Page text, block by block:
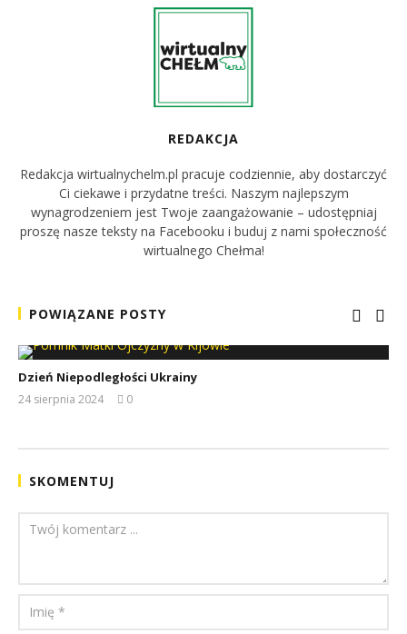
REDAKCJA
Redakcja wirtualnychelm.pl pracuje codziennie, aby dostarczyć
Ci ciekawe i przydatne treści. Naszym najlepszym
wynagrodzeniem jest Twoje zaangażowanie – udostępniaj
proszę nasze teksty na Facebooku i buduj z nami społeczność
wirtualnego Chełma!
POWIĄZANE POSTY
Dzień Niepodległości Ukrainy
24 sierpnia 2024
0
SKOMENTUJ